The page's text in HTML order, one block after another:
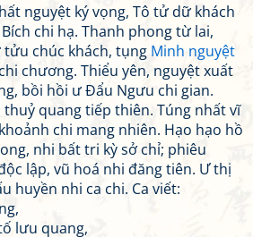
nguyệt ký vọng, Tô tử dữ khách
chi hạ. Thanh phong từ lai,
chúc khách, tụng Minh nguyệt
chương. Thiểu yên, nguyệt xuất
bồi hồi ư Đẩu Ngưu chi gian.
thuỷ quang tiếp thiên. Túng nhất vĩ
chi mang nhiên. Hạo hạo hồ
nhi bất tri kỳ sở chỉ; phiêu
lập, vũ hoá nhi đăng tiên. Ư thị
huyền nhi ca chi. Ca viết:
lưu quang,